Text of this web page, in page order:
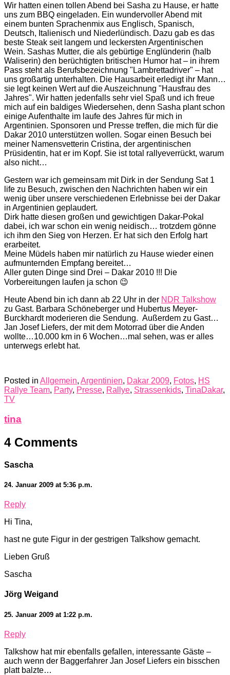
Wir hatten einen tollen Abend bei Sasha zu Hause, er hatte
uns zum BBQ eingeladen. Ein wundervoller Abend mit
einem bunten Sprachenmix aus Englisch, Spanisch,
Deutsch, Italienisch und Niederlündisch. Dazu gab es das
beste Steak seit langem und leckersten Argentinischen
Wein. Sashas Mutter, die als gebürtige Englünderin (halb
Waliserin) den berüchtigten britischen Humor hat – in ihrem
Pass steht als Berufsbezeichnung "Lambrettadriver" – hat
uns großartig unterhalten. Die Hausarbeit erledigt ihr Mann…
sie legt keinen Wert auf die Auszeichnung "Hausfrau des
Jahres". Wir hatten jedenfalls sehr viel Spaß und ich freue
mich auf ein baldiges Wiedersehen, denn Sasha plant schon
einige Aufenthalte im laufe des Jahres für mich in
Argentinien. Sponsoren und Presse treffen, die mich für die
Dakar 2010 unterstützen wollen. Sogar einen Besuch bei
meiner Namensvetterin Cristina, der argentinischen
Prüsidentin, hat er im Kopf. Sie ist total rallyeverrückt, warum
also nicht…
Gestern war ich gemeinsam mit Dirk in der Sendung Sat 1
life zu Besuch, zwischen den Nachrichten haben wir ein
wenig über unsere verschiedenen Erlebnisse bei der Dakar
in Argentinien geplaudert.
Dirk hatte diesen großen und gewichtigen Dakar-Pokal
dabei, ich war schon ein wenig neidisch… trotzdem gönne
ich ihm den Sieg von Herzen. Er hat sich den Erfolg hart
erarbeitet.
Meine Müdels haben mir natürlich zu Hause wieder einen
aufmunternden Empfang bereitet…
Aller guten Dinge sind Drei – Dakar 2010 !!! Die
Vorbereitungen laufen ja schon 😉
Heute Abend bin ich dann ab 22 Uhr in der NDR Talkshow
zu Gast. Barbara Schöneberger und Hubertus Meyer-
Burckhardt moderieren die Sendung. Außerdem zu Gast…
Jan Josef Liefers, der mit dem Motorrad über die Anden
wollte…10.000 km in 6 Wochen…mal sehen, was er alles
unterwegs erlebt hat.
Posted in Allgemein, Argentinien, Dakar 2009, Fotos, HS
Rallye Team, Party, Presse, Rallye, Strassenkids, TinaDakar,
TV
tina
4 Comments
Sascha
24. Januar 2009 at 5:36 p.m.
Reply
Hi Tina,
hast ne gute Figur in der gestrigen Talkshow gemacht.
Lieben Gruß
Sascha
Jörg Weigand
25. Januar 2009 at 1:22 p.m.
Reply
Talkshow hat mir ebenfalls gefallen, interessante Gäste –
auch wenn der Baggerfahrer Jan Josef Liefers ein bisschen
platt balzte…